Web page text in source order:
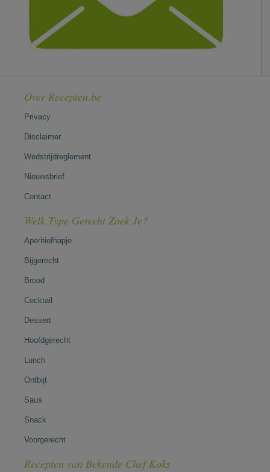
Over Recepten.be
Privacy
Disclaimer
Wedstrijdreglement
Nieuwsbrief
Contact
Welk Type Gerecht Zoek Je?
Aperitiefhapje
Bijgerecht
Brood
Cocktail
Dessert
Hoofdgerecht
Lunch
Ontbijt
Saus
Snack
Voorgerecht
Recepten van Bekende Chef Koks